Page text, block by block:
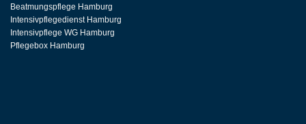
Beatmungspflege Hamburg
Intensivpflegedienst Hamburg
Intensivpflege WG Hamburg
Pflegebox Hamburg